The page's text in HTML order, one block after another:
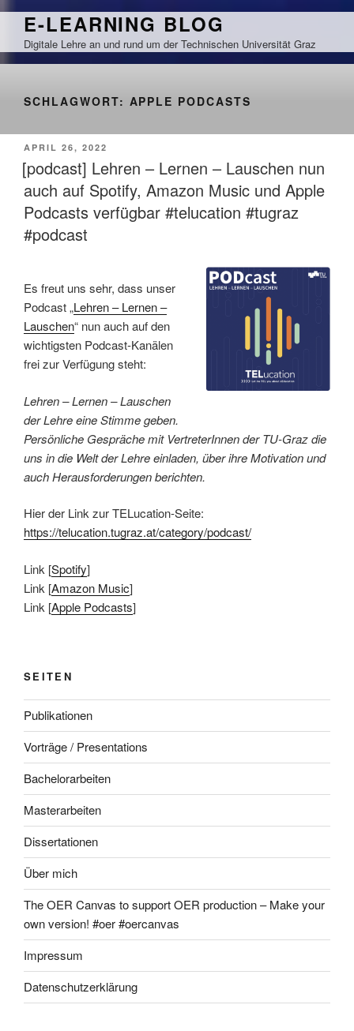
Zum
springen
E-LEARNING BLOG
Digitale Lehre an und rund um der Technischen Universität Graz
SCHLAGWORT: APPLE PODCASTS
VERÖFFENTLICHT
AM
APRIL 26, 2022
[podcast] Lehren – Lernen – Lauschen nun
auch auf Spotify, Amazon Music und Apple
Podcasts verfügbar #telucation #tugraz
#podcast
Es freut uns sehr, dass unser
Podcast „Lehren – Lernen –
Lauschen“ nun auch auf den
wichtigsten Podcast-Kanälen
frei zur Verfügung steht:
Lehren – Lernen – Lauschen
der Lehre eine Stimme geben.
Persönliche Gespräche mit VertreterInnen der TU-Graz die
uns in die Welt der Lehre einladen, über ihre Motivation und
auch Herausforderungen berichten.
Hier der Link zur TELucation-Seite:
https://telucation.tugraz.at/category/podcast/
Link [Spotify]
Link [Amazon Music]
Link [Apple Podcasts]
SEITEN
Publikationen
Vorträge / Presentations
Bachelorarbeiten
Masterarbeiten
Dissertationen
Über mich
The OER Canvas to support OER production – Make your
own version! #oer #oercanvas
Impressum
Datenschutzerklärung